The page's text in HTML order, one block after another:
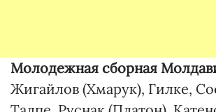
Молодежная сборная
Жигайлов (Хмарук), Гилке,